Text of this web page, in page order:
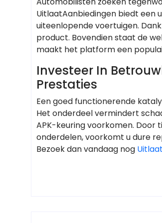
UitlaatAanbiedingen biedt een
uiteenlopende voertuigen.
product. Bovendien staat de
maakt het platform een
Investeer In
Prestaties
Een goed functionerende
Het onderdeel vermindert
APK-keuring voorkomen. Door
onderdelen, voorkomt u dure
Bezoek dan vandaag nog